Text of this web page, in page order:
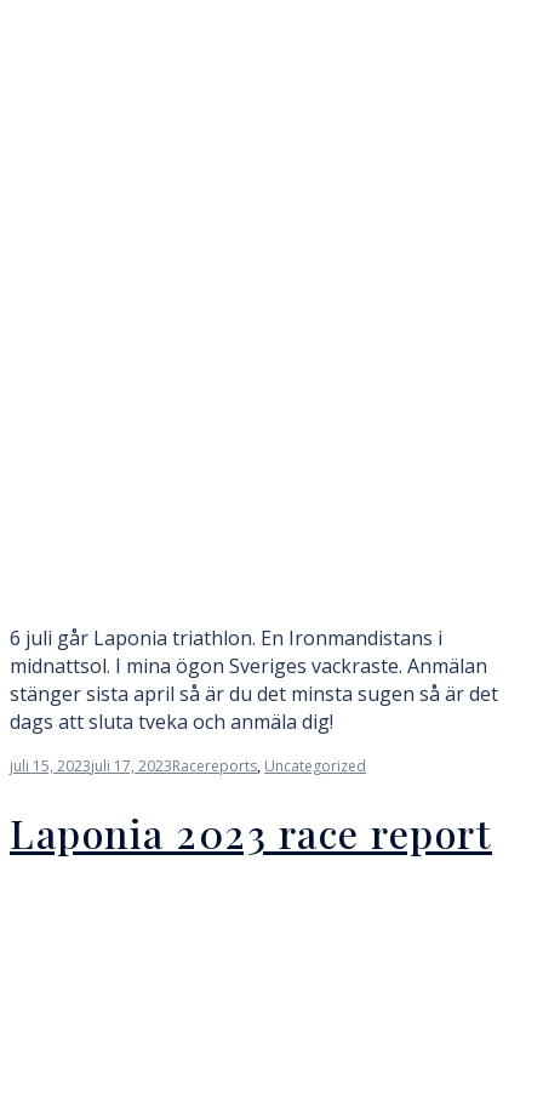
6 juli går Laponia triathlon. En Ironmandistans i
midnattsol. I mina ögon Sveriges vackraste. Anmälan
stänger sista april så är du det minsta sugen så är det
dags att sluta tveka och anmäla dig!
juli 15, 2023juli 17, 2023Racereports, Uncategorized
Laponia 2023 race report